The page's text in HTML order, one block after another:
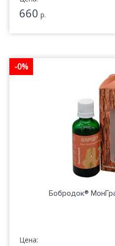
660 р.
-0%
Бобродок®
Цена: